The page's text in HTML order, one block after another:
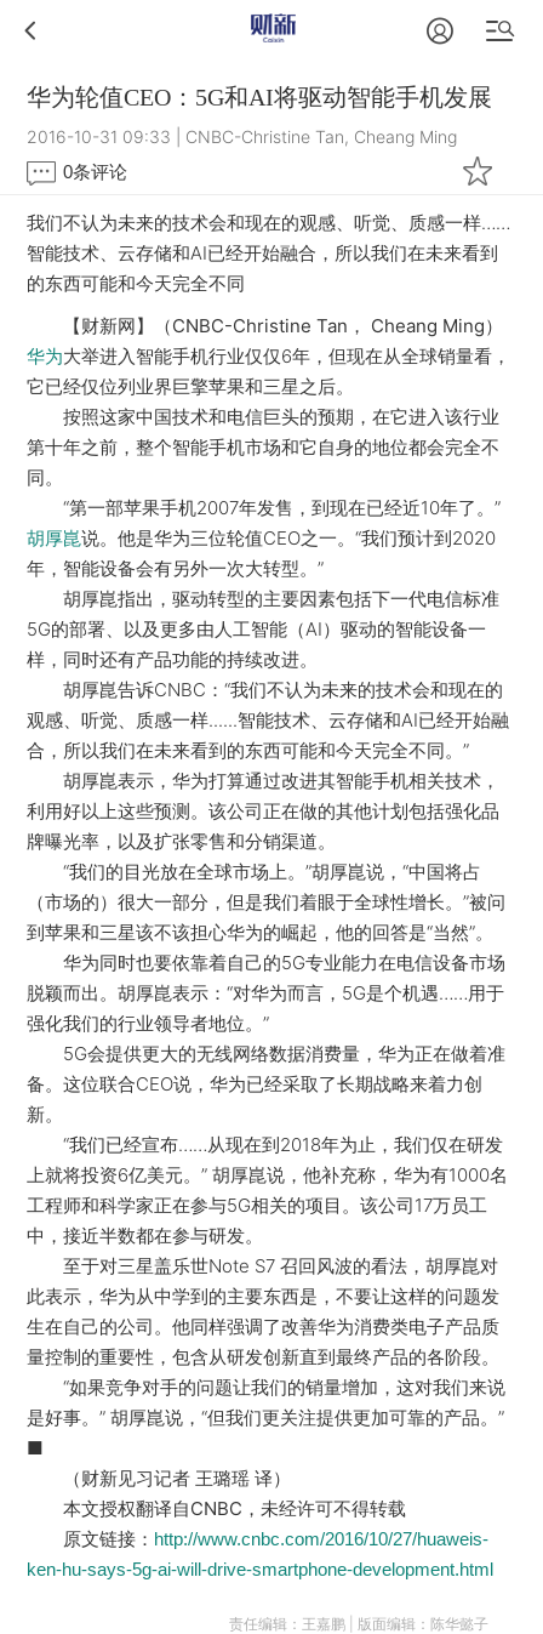
华为轮值CEO：5G和AI将驱动智能手机发展
2016-10-31 09:33
CNBC-Christine Tan, Cheang Ming
0条评论
我们不认为未来的技术会和现在的观感、听觉、质感一样……
智能技术、云存储和AI已经开始融合，所以我们在未来看到
的东西可能和今天完全不同
【财新网】（CNBC-Christine Tan， Cheang Ming）
华为大举进入智能手机行业仅仅6年，但现在从全球销量看，
它已经仅位列业界巨擎苹果和三星之后。
按照这家中国技术和电信巨头的预期，在它进入该行业
第十年之前，整个智能手机市场和它自身的地位都会完全不
同。
“第一部苹果手机2007年发售，到现在已经近10年了。”
胡厚崑说。他是华为三位轮值CEO之一。“我们预计到2020
年，智能设备会有另外一次大转型。”
胡厚崑指出，驱动转型的主要因素包括下一代电信标准
5G的部署、以及更多由人工智能（AI）驱动的智能设备一
样，同时还有产品功能的持续改进。
胡厚崑告诉CNBC：“我们不认为未来的技术会和现在的
观感、听觉、质感一样......智能技术、云存储和AI已经开始融
合，所以我们在未来看到的东西可能和今天完全不同。”
胡厚崑表示，华为打算通过改进其智能手机相关技术，
利用好以上这些预测。该公司正在做的其他计划包括强化品
牌曝光率，以及扩张零售和分销渠道。
“我们的目光放在全球市场上。”胡厚崑说，“中国将占
（市场的）很大一部分，但是我们着眼于全球性增长。”被问
到苹果和三星该不该担心华为的崛起，他的回答是“当然”。
华为同时也要依靠着自己的5G专业能力在电信设备市场
脱颖而出。胡厚崑表示：“对华为而言，5G是个机遇……用于
强化我们的行业领导者地位。”
5G会提供更大的无线网络数据消费量，华为正在做着准
备。这位联合CEO说，华为已经采取了长期战略来着力创
新。
“我们已经宣布……从现在到2018年为止，我们仅在研发
上就将投资6亿美元。” 胡厚崑说，他补充称，华为有1000名
工程师和科学家正在参与5G相关的项目。该公司17万员工
中，接近半数都在参与研发。
至于对三星盖乐世Note S7 召回风波的看法，胡厚崑对
此表示，华为从中学到的主要东西是，不要让这样的问题发
生在自己的公司。他同样强调了改善华为消费类电子产品质
量控制的重要性，包含从研发创新直到最终产品的各阶段。
“如果竞争对手的问题让我们的销量增加，这对我们来说
是好事。” 胡厚崑说，“但我们更关注提供更加可靠的产品。”
■
（财新见习记者 王璐瑶 译）
本文授权翻译自CNBC，未经许可不得转载
原文链接： http://www.cnbc.com/2016/10/27/huaweis-
ken-hu-says-5g-ai-will-drive-smartphone-development.html
责任编辑：王嘉鹏 | 版面编辑：陈华懿子